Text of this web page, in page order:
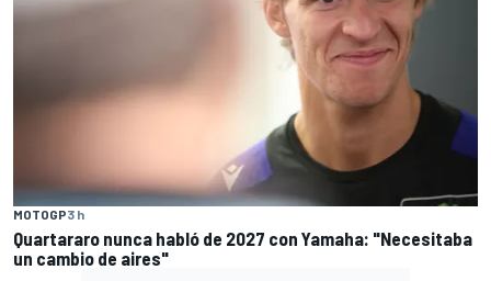
MOTOGP3 h
Quartararo nunca habló de 2027 con Yamaha: "Necesitaba
un cambio de aires"